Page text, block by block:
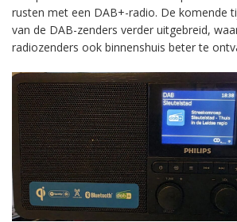
rusten met een DAB+-radio. De komende
van de DAB-zenders verder uitgebreid,
radiozenders ook binnenshuis beter te